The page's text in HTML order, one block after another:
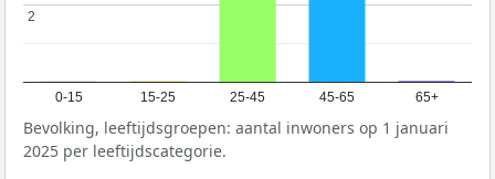
0-15 15-25 25-45 45-65 65+
2
2
Bevolking, leeftijdsgroepen: aantal inwoners op 1 januari
2025 per leeftijdscategorie.